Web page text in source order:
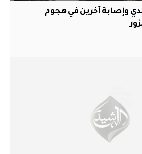
وإصابة آخرين في هجوم